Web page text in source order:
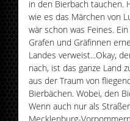
in den Bierbach tauchen.
wie es das Märchen von
wär schon was Feines.
Grafen und Gräfinnen
Landes verweist...Okay,
nach, ist das ganze Land
aus der Traum von
Bierbächen. Wobei, den
Wenn auch nur als